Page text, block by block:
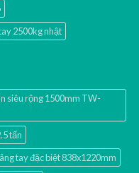
2500kg nhật
siêu rộng 1500mm TW-
tấn
tay đặc biệt 838x1220mm